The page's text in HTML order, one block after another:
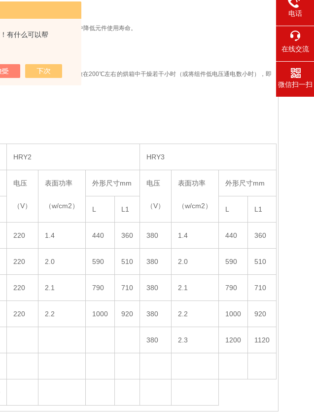
有什么可以帮
额定电压，以防热量过于集中降低元件使用寿命。
，甚至烧坏组件。
时，可将加热芯子抽出后，放在200℃左右的烘箱中干燥若干小时（或将组件低电压通电数小时），即
HRY2 HRY3
电压
（V）
表面功率
（w/cm2）
外形尺寸mm 电压
（V）
表面功率
（w/cm2）
外形尺寸mm
L L1 L L1
220 1.4 440 360 380 1.4 440 360
220 2.0 590 510 380 2.0 590 510
220 2.1 790 710 380 2.1 790 710
220 2.2 1000 920 380 2.2 1000 920
380 2.3 1200 1120
电话
在线交流
微信扫一扫